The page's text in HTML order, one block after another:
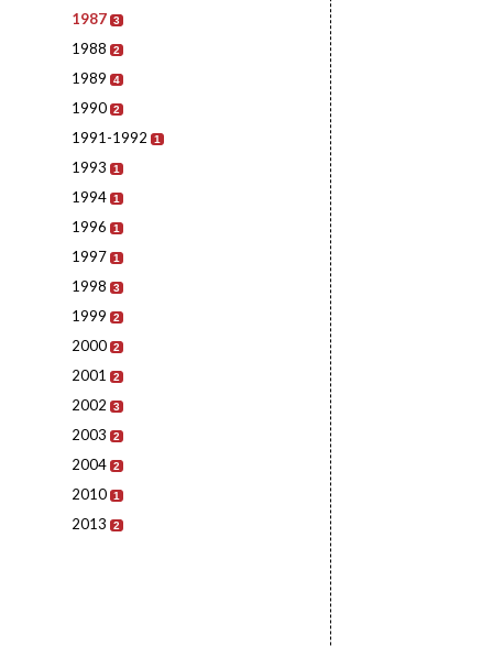
1987 3
1988 2
1989 4
1990 2
1991-1992 1
1993 1
1994 1
1996 1
1997 1
1998 3
1999 2
2000 2
2001 2
2002 3
2003 2
2004 2
2010 1
2013 2